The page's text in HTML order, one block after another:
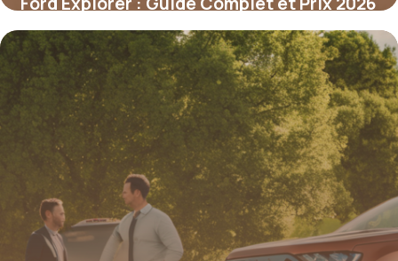
16 mai 2026